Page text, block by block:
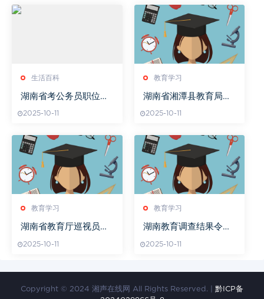
生活百科
湖南省考公务员职位表
2025-10-11
教育学习
湖南省湘潭县教育局邮
2025-10-11
教育学习
湖南省教育厅巡视员曹
2025-10-11
教育学习
湖南教育调查结果令人
2025-10-11
Copyright © 2024 湘声在线网 All Rights Reserved. | 黔ICP备